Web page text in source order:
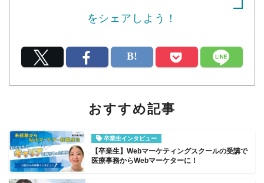
をシェアしよう！
おすすめ記事
卒業生インタビュー
【卒業生】Webマーケティングスクールの受講で
医療事務からWebマーケターに！